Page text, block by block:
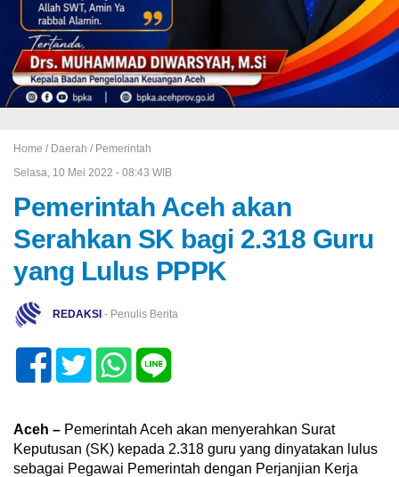
Home / Daerah / Pemerintah
Selasa, 10 Mei 2022 - 08:43 WIB
Pemerintah Aceh akan
Serahkan SK bagi 2.318 Guru
yang Lulus PPPK
REDAKSI - Penulis Berita
Aceh – Pemerintah Aceh akan menyerahkan Surat
Keputusan (SK) kepada 2.318 guru yang dinyatakan lulus
sebagai Pegawai Pemerintah dengan Perjanjian Kerja